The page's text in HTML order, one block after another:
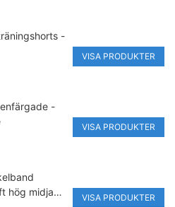
-
VISA PRODUKTER
-
VISA PRODUKTER
hög midja
VISA PRODUKTER